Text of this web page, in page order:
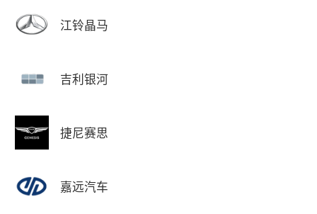
江铃晶马
吉利银河
捷尼赛思
嘉远汽车